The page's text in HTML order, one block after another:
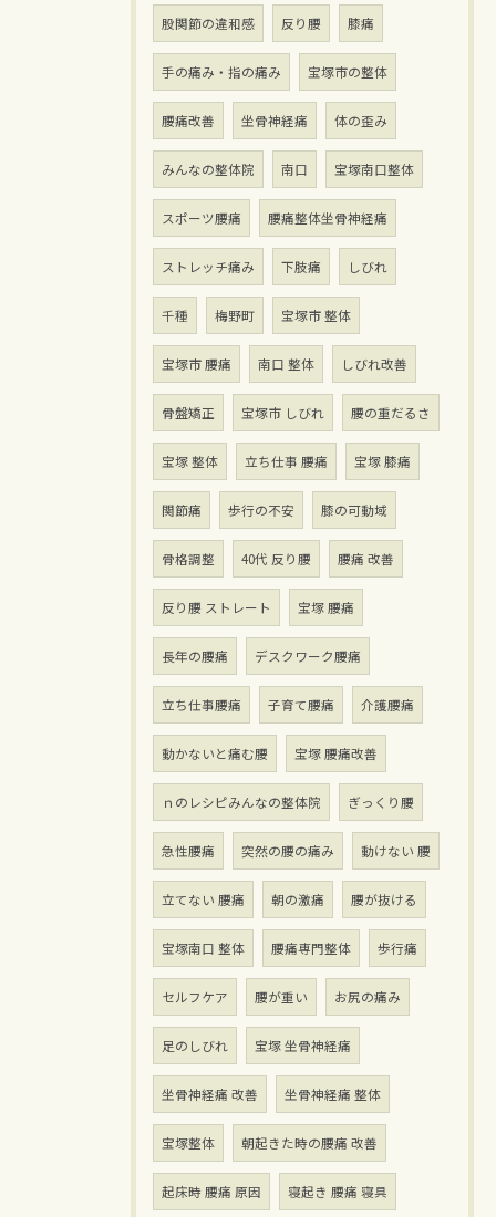
股関節の違和感 反り腰 膝痛
手の痛み・指の痛み 宝塚市の整体
腰痛改善 坐骨神経痛 体の歪み
みんなの整体院 南口 宝塚南口整体
スポーツ腰痛 腰痛整体坐骨神経痛
ストレッチ痛み 下肢痛 しびれ
千種 梅野町 宝塚市 整体
宝塚市 腰痛 南口 整体 しびれ改善
骨盤矯正 宝塚市 しびれ 腰の重だるさ
宝塚 整体 立ち仕事 腰痛 宝塚 膝痛
関節痛 歩行の不安 膝の可動域
骨格調整 40代 反り腰 腰痛 改善
反り腰 ストレート 宝塚 腰痛
長年の腰痛 デスクワーク腰痛
立ち仕事腰痛 子育て腰痛 介護腰痛
動かないと痛む腰 宝塚 腰痛改善
ｎのレシピみんなの整体院 ぎっくり腰
急性腰痛 突然の腰の痛み 動けない 腰
立てない 腰痛 朝の激痛 腰が抜ける
宝塚南口 整体 腰痛専門整体 歩行痛
セルフケア 腰が重い お尻の痛み
足のしびれ 宝塚 坐骨神経痛
坐骨神経痛 改善 坐骨神経痛 整体
宝塚整体 朝起きた時の腰痛 改善
起床時 腰痛 原因 寝起き 腰痛 寝具